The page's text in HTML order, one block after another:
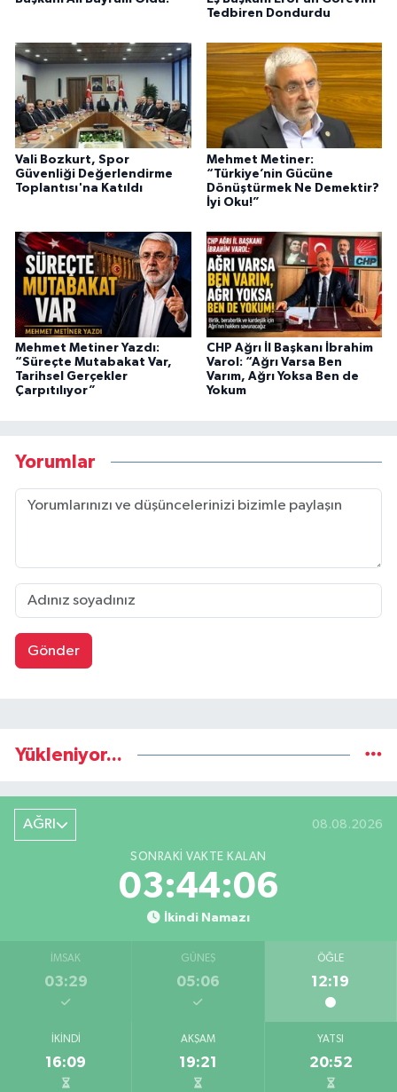
Tedbiren Dondurdu
Vali Bozkurt, Spor
Güvenliği Değerlendirme
Toplantısı'na Katıldı
Mehmet Metiner:
“Türkiye’nin Gücüne
Dönüştürmek Ne Demektir?
İyi Oku!”
Mehmet Metiner Yazdı:
“Süreçte Mutabakat Var,
Tarihsel Gerçekler
Çarpıtılıyor”
CHP Ağrı İl Başkanı İbrahim
Varol: “Ağrı Varsa Ben
Varım, Ağrı Yoksa Ben de
Yokum
Yorumlar
Gönder
Yükleniyor...
AĞRI 08.08.2026
SONRAKI VAKTE KALAN
03:44:05
İkindi Namazı
İMSAK
03:29
GÜNEŞ
05:06
ÖĞLE
12:19
İKINDI
16:09
AKŞAM
19:21
YATSI
20:52